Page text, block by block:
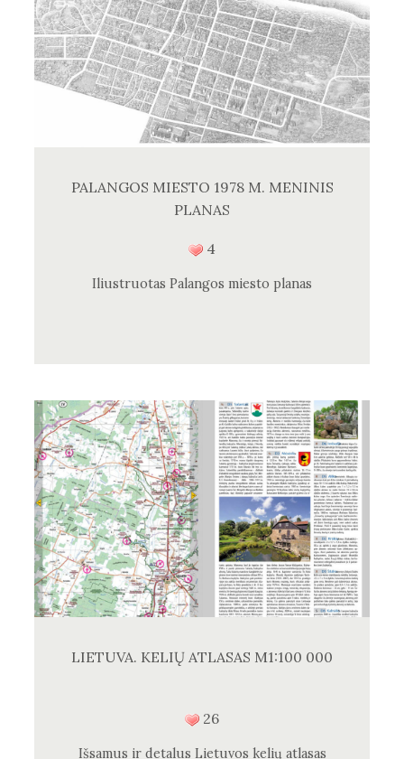
PALANGOS MIESTO 1978 M. MENINIS
PLANAS
4
Iliustruotas Palangos miesto planas
LIETUVA. KELIŲ ATLASAS M1:100 000
26
Išsamus ir detalus Lietuvos kelių atlasas